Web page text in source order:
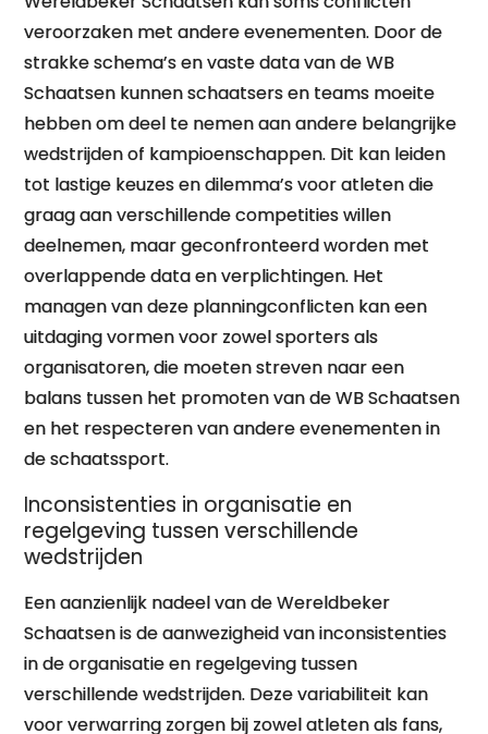
veroorzaken met andere evenementen. Door de
strakke schema’s en vaste data van de WB
Schaatsen kunnen schaatsers en teams moeite
hebben om deel te nemen aan andere belangrijke
wedstrijden of kampioenschappen. Dit kan leiden
tot lastige keuzes en dilemma’s voor atleten die
graag aan verschillende competities willen
deelnemen, maar geconfronteerd worden met
overlappende data en verplichtingen. Het
managen van deze planningconflicten kan een
uitdaging vormen voor zowel sporters als
organisatoren, die moeten streven naar een
balans tussen het promoten van de WB Schaatsen
en het respecteren van andere evenementen in
de schaatssport.
Inconsistenties in organisatie en
regelgeving tussen verschillende
wedstrijden
Een aanzienlijk nadeel van de Wereldbeker
Schaatsen is de aanwezigheid van inconsistenties
in de organisatie en regelgeving tussen
verschillende wedstrijden. Deze variabiliteit kan
voor verwarring zorgen bij zowel atleten als fans,